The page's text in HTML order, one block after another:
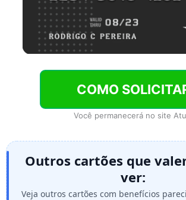
COMO
Você permanecerá no site
Outros cartões que
ver:
Veja outros cartões com benefícios